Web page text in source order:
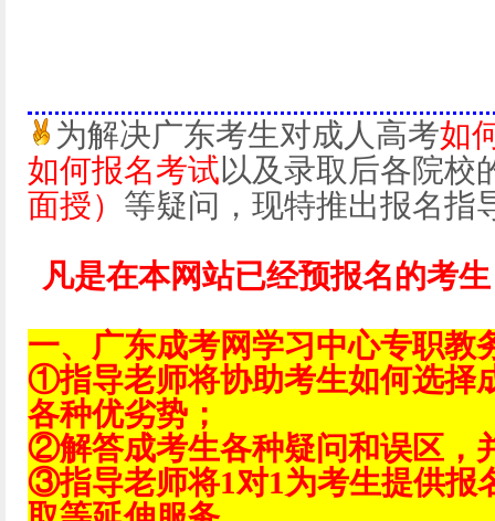
为解决广东考生对成人高考如
如何报名考试以及录取后各院校
面授） 等疑问，现特推出报名指
凡是在本网站已经预报名的考
一、广东成考网学习中心专职教
①指导老师将协助考生如何选择
各种优劣势；
②解答成考生各种疑问和误区，
③指导老师将1对1为考生提供报